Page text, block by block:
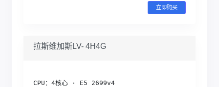
立即购买
拉斯维加斯LV- 4H4G
CPU：4核心 · E5 2699v4